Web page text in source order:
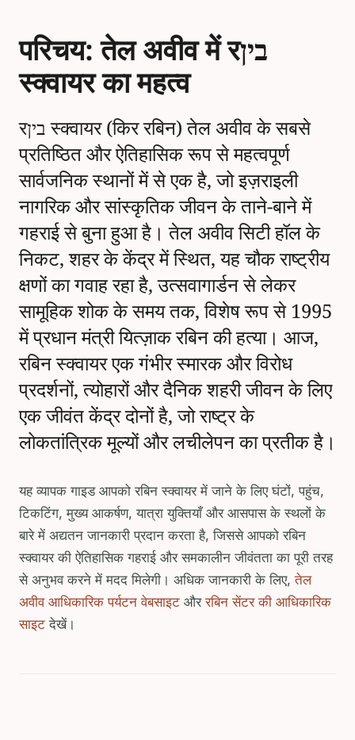
परिचय: तेल अवीव में रבין
स्क्वायर का महत्व
रבין स्क्वायर (किर रबिन) तेल अवीव के सबसे
प्रतिष्ठित और ऐतिहासिक रूप से महत्वपूर्ण
सार्वजनिक स्थानों में से एक है, जो इज़राइली
नागरिक और सांस्कृतिक जीवन के ताने-बाने में
गहराई से बुना हुआ है। तेल अवीव सिटी हॉल के
निकट, शहर के केंद्र में स्थित, यह चौक राष्ट्रीय
क्षणों का गवाह रहा है, उत्सवागार्डन से लेकर
सामूहिक शोक के समय तक, विशेष रूप से 1995
में प्रधान मंत्री यित्ज़ाक रबिन की हत्या। आज,
रबिन स्क्वायर एक गंभीर स्मारक और विरोध
प्रदर्शनों, त्योहारों और दैनिक शहरी जीवन के लिए
एक जीवंत केंद्र दोनों है, जो राष्ट्र के
लोकतांत्रिक मूल्यों और लचीलेपन का प्रतीक है।
यह व्यापक गाइड आपको रबिन स्क्वायर में जाने के लिए घंटों, पहुंच,
टिकटिंग, मुख्य आकर्षण, यात्रा युक्तियाँ और आसपास के स्थलों के
बारे में अद्यतन जानकारी प्रदान करता है, जिससे आपको रबिन
स्क्वायर की ऐतिहासिक गहराई और समकालीन जीवंतता का पूरी तरह
से अनुभव करने में मदद मिलेगी। अधिक जानकारी के लिए,तेल
अवीव आधिकारिक पर्यटन वेबसाइट औररबिन सेंटर की आधिकारिक
साइट देखें।